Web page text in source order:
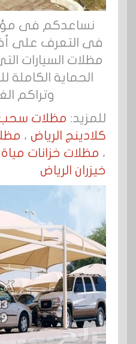
نساعدكم فى
فى التعرف على
مظلات السيارات
الحماية
وتراكم
للمزيد: مظلات سحب
كلادينج الرياض ،
، مظلات خزانات مياة
خيزران الرياض